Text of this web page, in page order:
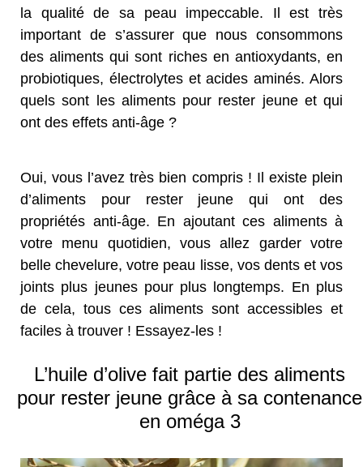
la qualité de sa peau impeccable. Il est très
important de s’assurer que nous consommons
des aliments qui sont riches en antioxydants, en
probiotiques, électrolytes et acides aminés. Alors
quels sont les aliments pour rester jeune et qui
ont des effets anti-âge ?
Oui, vous l’avez très bien compris ! Il existe plein
d’aliments pour rester jeune qui ont des
propriétés anti-âge. En ajoutant ces aliments à
votre menu quotidien, vous allez garder votre
belle chevelure, votre peau lisse, vos dents et vos
joints plus jeunes pour plus longtemps. En plus
de cela, tous ces aliments sont accessibles et
faciles à trouver ! Essayez-les !
L’huile d’olive fait partie des aliments
pour rester jeune grâce à sa contenance
en oméga 3